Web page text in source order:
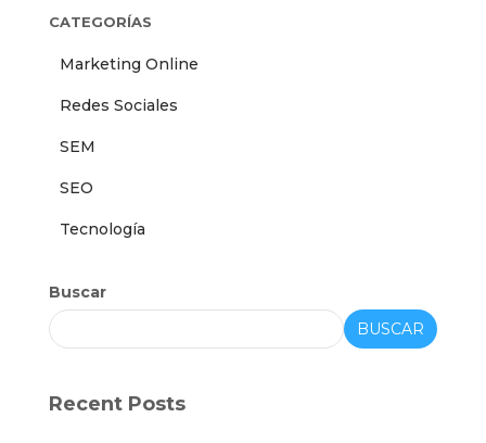
CATEGORÍAS
Marketing Online
Redes Sociales
SEM
SEO
Tecnología
Buscar
BUSCAR
Recent Posts